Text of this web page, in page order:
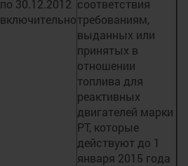
по 30.12.2012
включительно
соответствия
требованиям,
выданных или
принятых в
отношении
топлива для
реактивных
двигателей марки
РТ, которые
действуют до 1
января 2015 года